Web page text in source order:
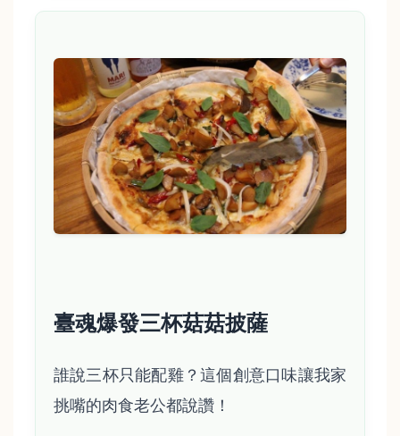
臺魂爆發三杯菇菇披薩
誰說三杯只能配雞？這個創意口味讓我家
挑嘴的肉食老公都說讚！